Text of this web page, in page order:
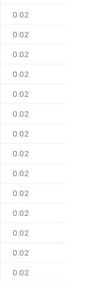
0.02
0.02
0.02
0.02
0.02
0.02
0.02
0.02
0.02
0.02
0.02
0.02
0.02
0.02